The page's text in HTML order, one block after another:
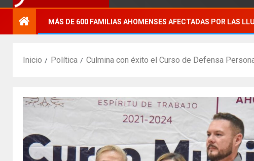
MÁS DE 600 FAMILIAS AHOMENSES AFECTADAS POR LAS
Inicio Política Culmina con éxito el Curso de Defensa